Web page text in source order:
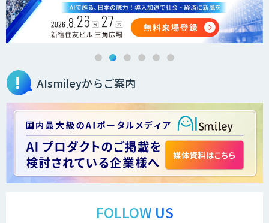
AIsmileyからご案内
FOLLOW US